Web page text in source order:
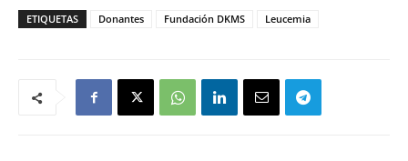
ETIQUETAS Donantes Fundación DKMS Leucemia